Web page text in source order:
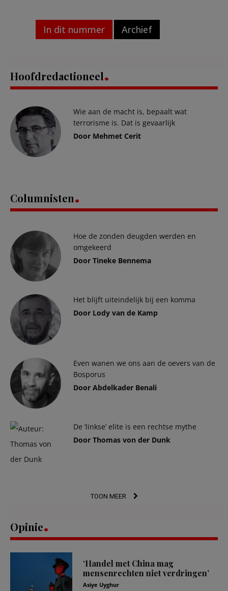
In dit nummer Archief
Hoofdredactioneel
Wie aan de macht is, bepaalt wat
terrorisme is. Dat is gevaarlijk
Door Mehmet Cerit
Columnisten
Hoe de zonden deugden werden en
omgekeerd
Door Tineke Bennema
Het blijft uiteindelijk bij een komma
Door Lody van de Kamp
Even wanen we ons aan de oevers van de
Bosporus
Door Abdelkader Benali
De ‘linkse’ elite is een rechtse mythe
Door Thomas von der Dunk
TOON MEER
Opinie
‘Handel met China mag
mensenrechten niet verdringen’
Asiye Uyghur